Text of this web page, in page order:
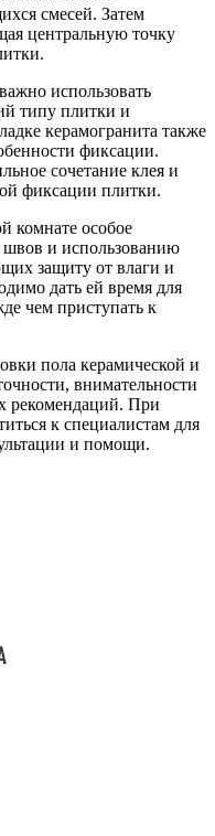
смесей. Затем
центральную точку
использовать
типу плитки и
керамогранита также
фиксации.
сочетание клея и
фиксации плитки.
комнате особое
швов и использованию
защиту от влаги и
дать ей время для
чем приступать к
пола керамической и
внимательности
рекомендаций. При
к специалистам для
и помощи.